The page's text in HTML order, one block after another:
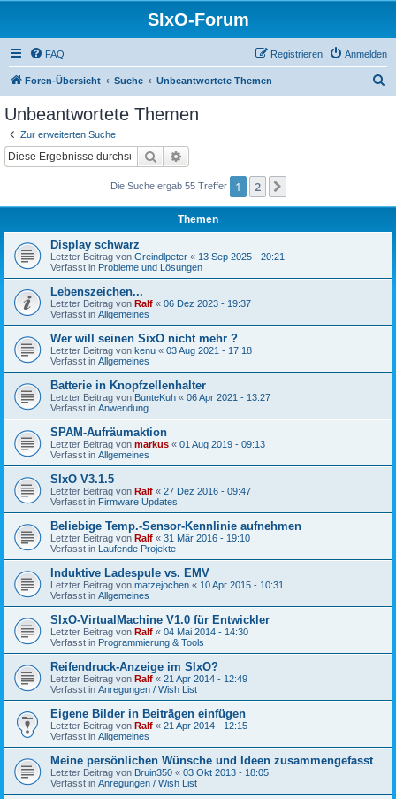
SIxO-Forum
FAQ Anmelden
Registrieren
Foren-Übersicht Suche Unbeantwortete Themen
Unbeantwortete Themen
Zur erweiterten Suche
Suche
Die Suche ergab 55 Treffer 1 2
Themen
Display schwarz
Letzter Beitrag von Greindlpeter « 13 Sep 2025 - 20:21
Verfasst in Probleme und Lösungen
Lebenszeichen...
Letzter Beitrag von Ralf « 06 Dez 2023 - 19:37
Verfasst in Allgemeines
Wer will seinen SixO nicht mehr ?
Letzter Beitrag von kenu « 03 Aug 2021 - 17:18
Verfasst in Allgemeines
Batterie in Knopfzellenhalter
Letzter Beitrag von BunteKuh « 06 Apr 2021 - 13:27
Verfasst in Anwendung
SPAM-Aufräumaktion
Letzter Beitrag von markus « 01 Aug 2019 - 09:13
Verfasst in Allgemeines
SIxO V3.1.5
Letzter Beitrag von Ralf « 27 Dez 2016 - 09:47
Verfasst in Firmware Updates
Beliebige Temp.-Sensor-Kennlinie aufnehmen
Letzter Beitrag von Ralf « 31 Mär 2016 - 19:10
Verfasst in Laufende Projekte
Induktive Ladespule vs. EMV
Letzter Beitrag von matzejochen « 10 Apr 2015 - 10:31
Verfasst in Allgemeines
SIxO-VirtualMachine V1.0 für Entwickler
Letzter Beitrag von Ralf « 04 Mai 2014 - 14:30
Verfasst in Programmierung & Tools
Reifendruck-Anzeige im SIxO?
Letzter Beitrag von Ralf « 21 Apr 2014 - 12:49
Verfasst in Anregungen / Wish List
Eigene Bilder in Beiträgen einfügen
Letzter Beitrag von Ralf « 21 Apr 2014 - 12:15
Verfasst in Allgemeines
Meine persönlichen Wünsche und Ideen zusammengefasst
Letzter Beitrag von Bruin350 « 03 Okt 2013 - 18:05
Verfasst in Anregungen / Wish List